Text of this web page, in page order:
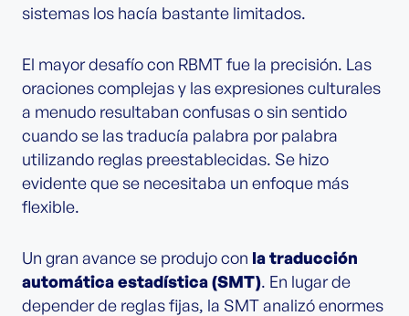
sistemas los hacía bastante limitados.
El mayor desafío con RBMT fue la precisión. Las
oraciones complejas y las expresiones culturales
a menudo resultaban confusas o sin sentido
cuando se las traducía palabra por palabra
utilizando reglas preestablecidas. Se hizo
evidente que se necesitaba un enfoque más
flexible.
Un gran avance se produjo con la traducción
automática estadística (SMT). En lugar de
depender de reglas fijas, la SMT analizó enormes